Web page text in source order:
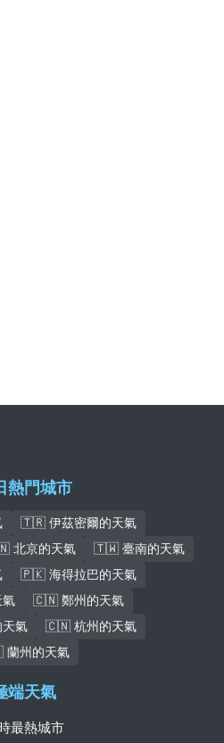
熱門城市
🇹🇷 伊茲密爾的天氣
北京的天氣
🇹🇼 臺南的天氣
🇵🇰 海得拉巴的天氣
🇨🇳 鄭州的天氣
氣
🇨🇳 杭州的天氣
州的天氣
端天氣
最熱城市